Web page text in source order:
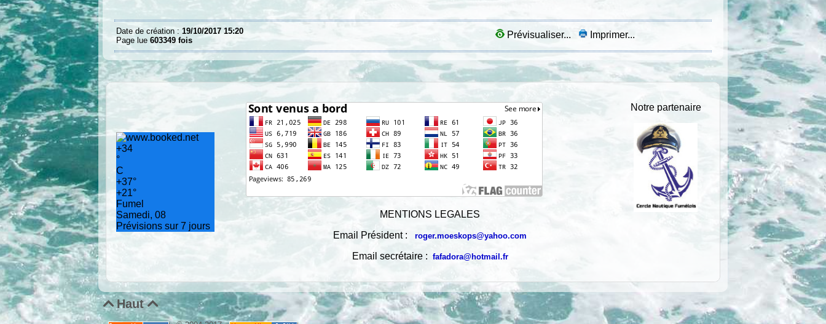
Date de création : 19/10/2017 15:20
Page lue 603349 fois
Prévisualiser... Imprimer...
+34
°
C
+37°
+21°
Fumel
Samedi, 08
Prévisions sur 7 jours
MENTIONS LEGALES
Email Président :
roger.moeskops@yahoo.com
Email secrétaire : fafadora@hotmail.fr
Notre partenaire
Haut